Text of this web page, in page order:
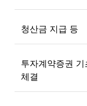
청산금 지급 등
투자계약증권
체결